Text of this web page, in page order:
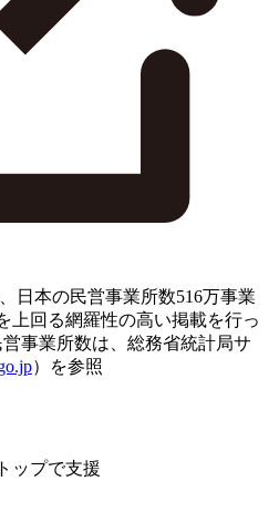
日本の民営事業所数516万事業
上回る網羅性の高い掲載を行っ
事業所数は、総務省統計局サ
）を参照
ップで支援